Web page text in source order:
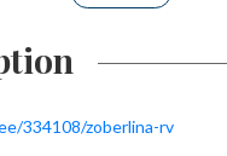
334108/zoberlina-rv